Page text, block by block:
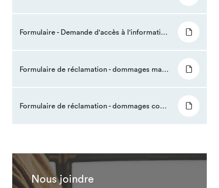
Formulaire - Demande d'accès à l'information (Service de police)
Formulaire de réclamation - dommages matériels
Formulaire de réclamation - dommages corporels
Nous joindre